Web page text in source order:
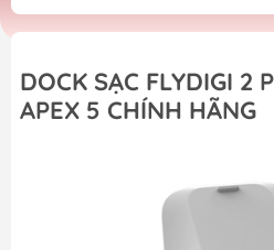
DOCK SẠC FLYDIGI 2
APEX 5 CHÍNH HÃNG